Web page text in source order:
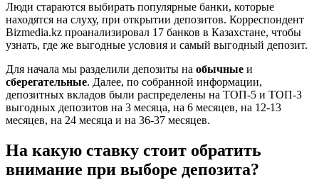
Люди стараются выбирать популярные банки, которые
находятся на слуху, при открытии депозитов. Корреспондент
Bizmedia.kz проанализировал 17 банков в Казахстане, чтобы
узнать, где же выгодные условия и самый выгодный депозит.
Для начала мы разделили депозиты на обычные и
сберегательные. Далее, по собранной информации,
депозитных вкладов были распределены на ТОП-5 и ТОП-3
выгодных депозитов на 3 месяца, на 6 месяцев, на 12-13
месяцев, на 24 месяца и на 36-37 месяцев.
На какую ставку стоит обратить
внимание при выборе депозита?